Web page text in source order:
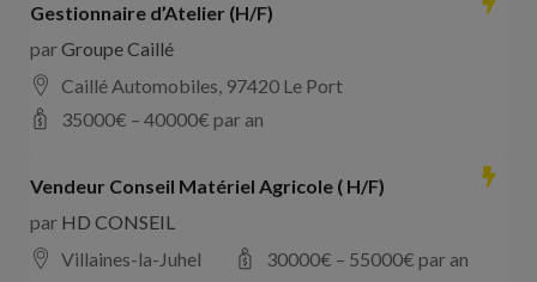
Gestionnaire d’Atelier (H/F)
parGroupe Caillé
Caillé Automobiles, 97420 Le Port
35000€ – 40000€ par an
Vendeur Conseil Matériel Agricole ( H/F)
par HD CONSEIL
Villaines-la-Juhel
30000€ – 55000€ par an